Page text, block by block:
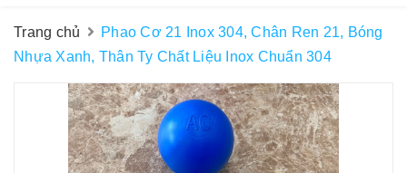
Trang chủ
Phao Cơ 21 Inox 304, Chân Ren 21, Bóng
Nhựa Xanh, Thân Ty Chất Liệu Inox Chuẩn 304